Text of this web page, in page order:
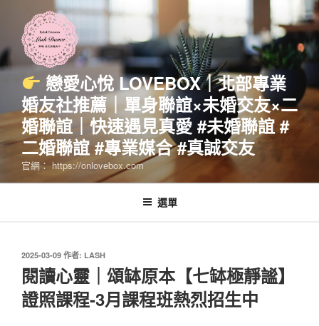
要
戀愛心悅 LOVEBOX｜北部專業
婚友社推薦｜單身聯誼×未婚交友×二
婚聯誼｜快速遇見真愛 #未婚聯誼 #
二婚聯誼 #專業媒合 #真誠交友
官網： https://onlovebox.com
選單
發
佈
於
2025-03-09 作者: LASH
閱讀心靈｜頌缽原本【七缽極靜謐】
證照課程-3月課程班熱烈招生中